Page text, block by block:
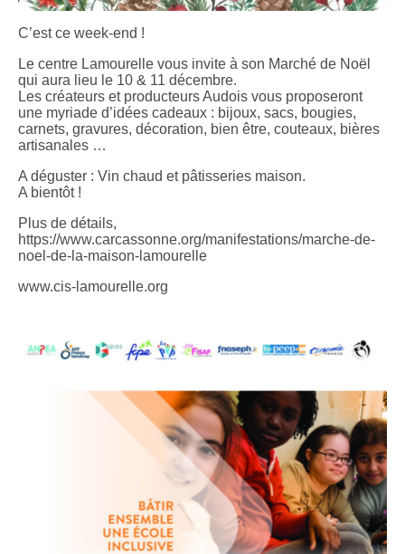
C’est ce week-end !
Le centre Lamourelle vous invite à son Marché de Noël
qui aura lieu le 10 & 11 décembre.
Les créateurs et producteurs Audois vous proposeront
une myriade d’idées cadeaux : bijoux, sacs, bougies,
carnets, gravures, décoration, bien être, couteaux, bières
artisanales …
A déguster : Vin chaud et pâtisseries maison.
A bientôt !
Plus de détails,
https://www.carcassonne.org/manifestations/marche-de-
noel-de-la-maison-lamourelle
www.cis-lamourelle.org